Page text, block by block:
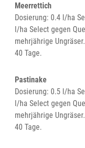
Meerrettich
Dosierung: 0.4 l/ha
l/ha Select gegen
mehrjährige
40 Tage.
Pastinake
Dosierung: 0.5 l/ha
l/ha Select gegen
mehrjährige
40 Tage.